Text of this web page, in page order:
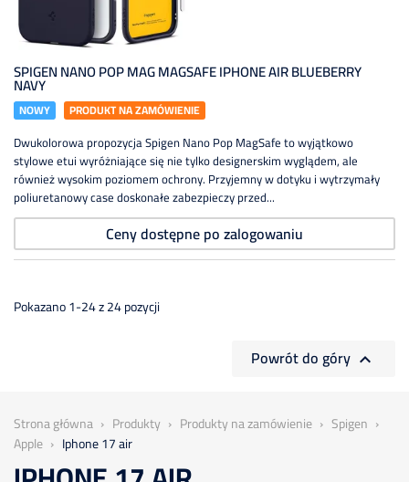
SPIGEN NANO POP MAG MAGSAFE IPHONE AIR BLUEBERRY
NAVY
NOWY PRODUKT NA ZAMÓWIENIE
Dwukolorowa propozycja Spigen Nano Pop MagSafe to wyjątkowo
stylowe etui wyróżniające się nie tylko designerskim wyglądem, ale
również wysokim poziomem ochrony. Przyjemny w dotyku i wytrzymały
poliuretanowy case doskonałe zabezpieczy przed...
Ceny dostępne po zalogowaniu
Pokazano 1-24 z 24 pozycji
Powrót do góry 
Strona główna Produkty Produkty na zamówienie
Spigen
Apple
Iphone 17 air